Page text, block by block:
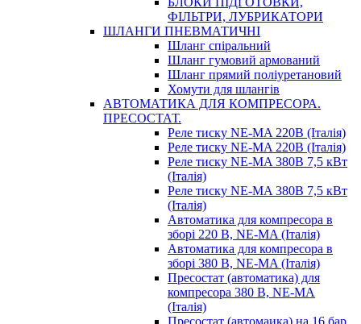
ФІЛЬТРИ, ЛУБРИКАТОРИ
ШЛАНГИ ПНЕВМАТИЧНІ
Шланг спіральний
Шланг гумовий армований
Шланг прямий поліуретановий
Хомути для шлангів
АВТОМАТИКА ДЛЯ КОМПРЕСОРА.
ПРЕСОСТАТ.
Реле тиску NE-MA 220В (Італія)
Реле тиску NE-MA 220В (Італія)
Реле тиску NE-MA 380В 7,5 кВт
(Італія)
Реле тиску NE-MA 380В 7,5 кВт
(Італія)
Автоматика для компресора в
зборі 220 В, NE-MA (Італія)
Автоматика для компресора в
зборі 380 В, NE-MA (Італія)
Пресостат (автоматика) для
компресора 380 В, NE-MA
(Італія)